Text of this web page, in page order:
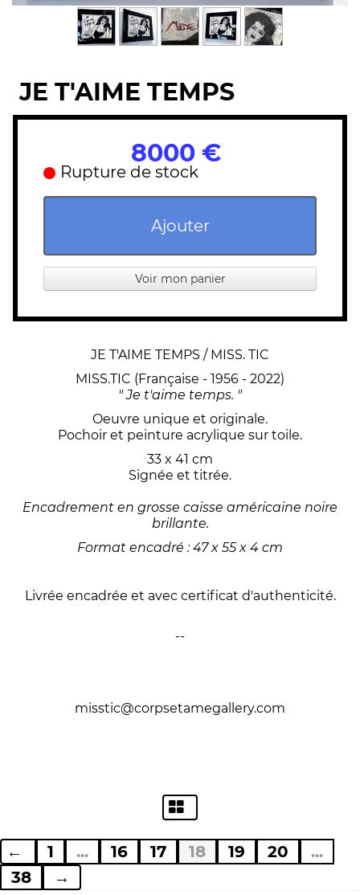
JE T'AIME TEMPS
8000 €
Rupture de stock
Ajouter
Voir mon panier
JE T'AIME TEMPS / MISS. TIC
MISS.TIC (Française - 1956 - 2022)
" Je t'aime temps. "
Oeuvre unique et originale.
Pochoir et peinture acrylique sur toile.
33 x 41 cm
Signée et titrée.
Encadrement en grosse caisse américaine noire
brillante.
Format encadré : 47 x 55 x 4 cm
Livrée encadrée et avec certificat d'authenticité.
--
misstic@corpsetamegallery.com
← 1 ... 16 17 18 19 20
...
38
→